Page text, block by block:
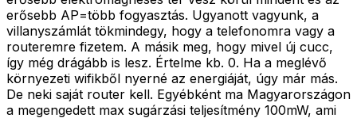
erősebb AP=több fogyasztás. Ugyanott vagyunk, a
villanyszámlát tökmindegy, hogy a telefonomra vagy a
routeremre fizetem. A másik meg, hogy mivel új cucc,
így még drágább is lesz. Értelme kb. 0. Ha a meglévő
környezeti wifikből nyerné az energiáját, úgy már más.
De neki saját router kell. Egyébként ma Magyarországon
a megengedett max sugárzási teljesítmény 100mW, ami